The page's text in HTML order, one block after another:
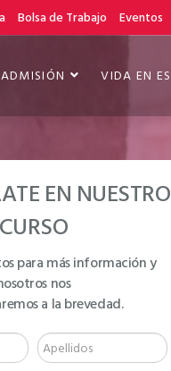
Bolsa de Trabajo Eventos
ADMISIÓN VIDA EN
COURSES
2
EN NUESTRO
CURSO
para más información y
nos
a la brevedad.